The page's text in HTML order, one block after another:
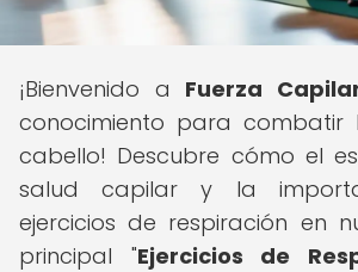
¡Bienvenido a Fuerza
conocimiento para
cabello! Descubre cómo el
salud capilar y la
ejercicios de respiración en
principal "Ejercicios de